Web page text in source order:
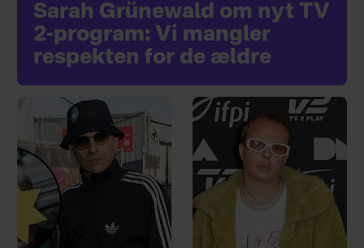
Sarah Grünewald om nyt TV
2-program: Vi mangler
respekten for de ældre